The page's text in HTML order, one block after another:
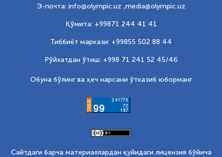
Э-почта: info@olympic.uz ,media@olympic.uz
Қўмита: +99871 244 41 41
Тиббиёт маркази: +99855 502 88 44
Рўйхатдан ўтиш: +998 71 241 52 45/46
Обуна бўлинг ва ҳеч нарсани ўтказиб юборманг
Сайтдаги барча материаллардан қуйидаги лицензия бўйича